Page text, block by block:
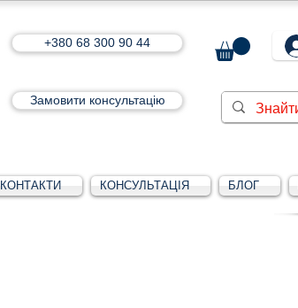
+380 68 300 90 44
Замовити консультацію
КОНТАКТИ КОНСУЛЬТАЦІЯ БЛОГ